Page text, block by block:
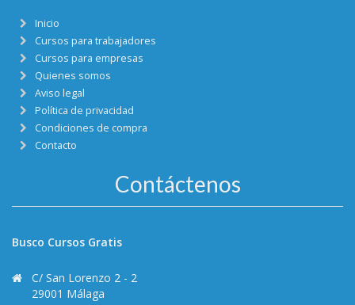
Inicio
Cursos para trabajadores
Cursos para empresas
Quienes somos
Aviso legal
Política de privacidad
Condiciones de compra
Contacto
Contáctenos
Busco Cursos Gratis
C/ San Lorenzo 2 - 2
29001 Málaga